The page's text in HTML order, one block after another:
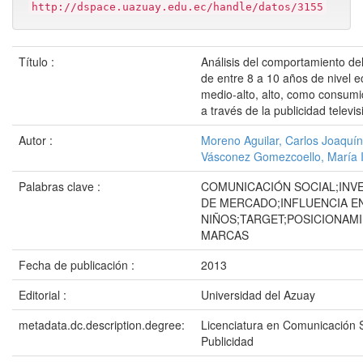
http://dspace.uazuay.edu.ec/handle/datos/3155
Título :
Análisis del comportamiento
de entre 8 a 10 años de nivel
medio-alto, alto, como
a través de la publicidad
Autor :
Moreno Aguilar, Carlos Joaquín
Vásconez Gomezcoello, María
Palabras clave :
COMUNICACIÓN
DE MERCADO;INFLUENCIA
MARCAS
Fecha de publicación :
2013
Editorial :
Universidad del Azuay
metadata.dc.description.degree:
Licenciatura en Comunicación
Publicidad